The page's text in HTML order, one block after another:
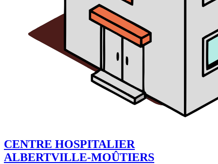
CENTRE HOSPITALIER
ALBERTVILLE-MOÛTIERS